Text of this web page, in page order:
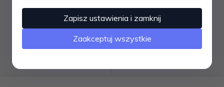
Gwarancja
jakości
Wysyłka
do 2 dni
Zapisz ustawienia i zamknij
Zaakceptuj wszystkie